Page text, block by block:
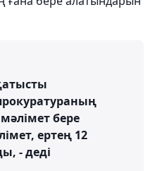
бере
ертең 12
- деді